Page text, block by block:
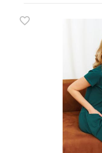
favorite_border